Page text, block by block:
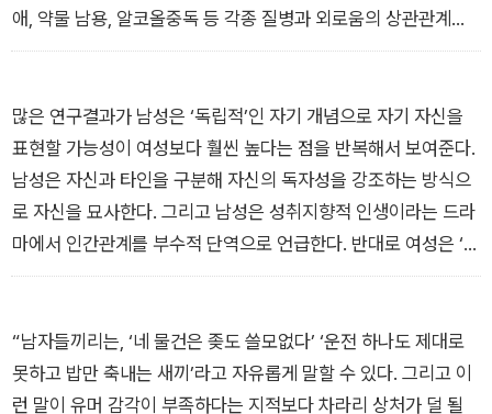
애, 약물 남용, 알코올중독 등 각종 질병과 외로움의 상관관계를
발견한 연구들도 있다. 친구와 좋은 사람 없이는 행복한 삶이 불
「1장 총 맞은 것처럼」에서
많은 연구결과가 남성은 ‘독립적’인 자기 개념으로 자기 자신을
표현할 가능성이 여성보다 훨씬 높다는 점을 반복해서 보여준다.
남성은 자신과 타인을 구분해 자신의 독자성을 강조하는 방식으
로 자신을 묘사한다. 그리고 남성은 성취지향적 인생이라는 드라
마에서 인간관계를 부수적 단역으로 언급한다. 반대로 여성은 ‘상
호의존적’ 자기 개념을 가질 가능성이 훨씬 높다. 여성은 파트너,
을 묘사한다.
「2장 맨박스: 남자의 굴레」에서
“남자들끼리는, ‘네 물건은 좆도 쓸모없다’ ‘운전 하나도 제대로
못하고 밥만 축내는 새끼’라고 자유롭게 말할 수 있다. 그리고 이
런 말이 유머 감각이 부족하다는 지적보다 차라리 상처가 덜 될